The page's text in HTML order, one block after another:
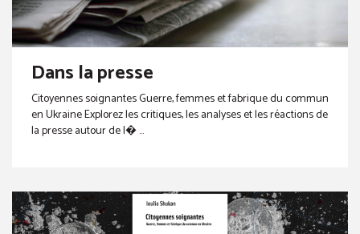
Dans la presse
Citoyennes soignantes Guerre, femmes et fabrique du commun
en Ukraine Explorez les critiques, les analyses et les réactions de
la presse autour de l� ...